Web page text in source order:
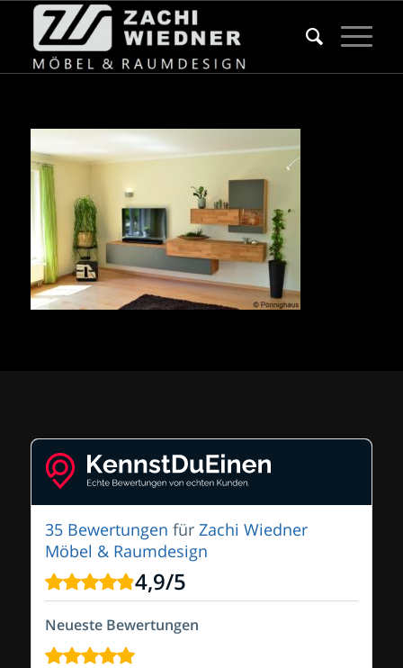
35 Bewertungen für Zachi Wiedner
Möbel & Raumdesign
4,9/5
Neueste Bewertungen